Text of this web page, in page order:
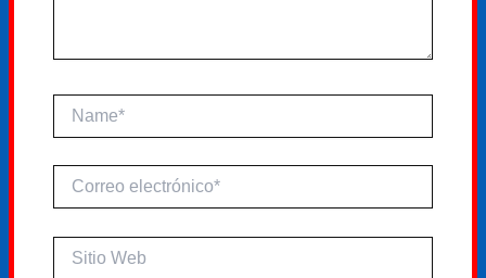
Name*
Correo
electrónico*
Web